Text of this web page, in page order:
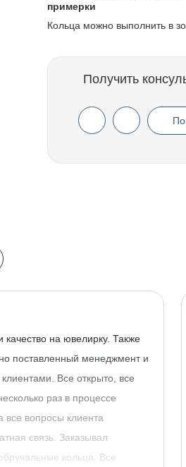
примерки
Кольца можно выполнить в
Получить
качество на ювелирку. Также
поставленный менеджмент и
Все открыто, все
раз в процессе
все вопросы клиента
связь. Заказывал
кольца. Все